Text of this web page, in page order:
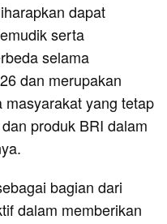
dapat
serta
selama
dan merupakan
yang tetap
produk BRI dalam
bagian dari
dalam memberikan